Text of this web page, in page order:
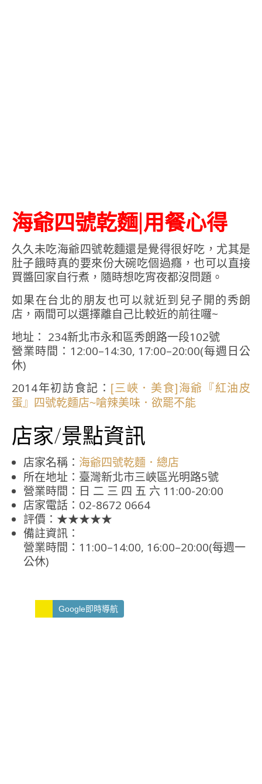
海爺四號乾麵|用餐心得
久久未吃海爺四號乾麵還是覺得很好吃，尤其是
肚子餓時真的要來份大碗吃個過癮，也可以直接
買醬回家自行煮，隨時想吃宵夜都沒問題。
如果在台北的朋友也可以就近到兒子開的秀朗
店，兩間可以選擇離自己比較近的前往囉~
地址： 234新北市永和區秀朗路一段102號
營業時間：12:00–14:30, 17:00–20:00(每週日公
休)
2014年初訪食記： [三峽．美食]海爺『紅油皮
蛋』四號乾麵店~嗆辣美味．欲罷不能
店家/景點資訊
店家名稱： 海爺四號乾麵．總店
所在地址：臺灣新北市三峽區光明路5號
營業時間：日 二 三 四 五 六 11:00-20:00
店家電話：02-8672 0664
評價：★★★★★
備註資訊：
營業時間：11:00–14:00, 16:00–20:00(每週一
公休)
Google即時導航